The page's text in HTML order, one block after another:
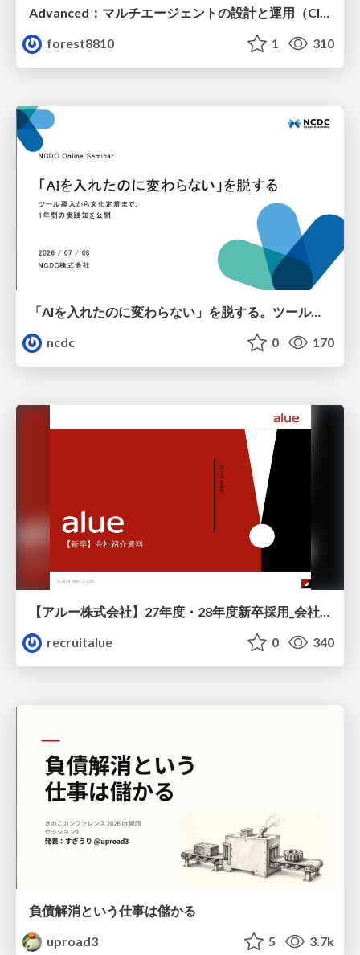
Advanced：マルチエージェントの設計と運用（Claude Code）
forest8810
1 310
「AIを入れたのに変わらない」を脱する。ツール導入から文化定着まで、1年間の実践知を公開
ncdc
0 170
recruitalue
0 340
負債解消という仕事は儲かる
uproad3
5 3.7k